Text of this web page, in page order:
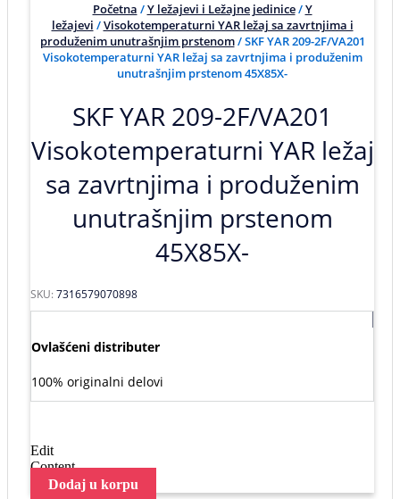
Početna /Y ležajevi i Ležajne jedinice/Y
ležajevi /Visokotemperaturni YAR ležaj sa zavrtnjima i
produženim unutrašnjim prstenom/ SKF YAR 209-2F/VA201
Visokotemperaturni YAR ležaj sa zavrtnjima i produženim
unutrašnjim prstenom 45X85X-
SKF YAR 209-2F/VA201
Visokotemperaturni YAR ležaj
sa zavrtnjima i produženim
unutrašnjim prstenom
45X85X-
SKU:7316579070898
Ovlašćeni distributer
100% originalni delovi
Edit
Content
Dodaj u korpu